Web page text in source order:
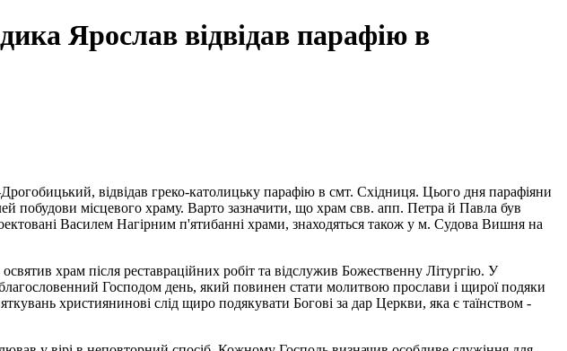
Ярослав відвідав парафію в
відвідав греко-католицьку парафію в смт. Східниця. Цього дня парафіяни
побудови місцевого храму. Варто зазначити, що храм свв. апп. Петра й Павла був
Василем Нагірним п'ятибанні храми, знаходяться також у м. Судова Вишня на
храм після реставраційних робіт та відслужив Божественну Літургію. У
Господом день, який повинен стати молитвою прослави і щирої подяки
християнинові слід щиро подякувати Богові за дар Церкви, яка є таїнством -